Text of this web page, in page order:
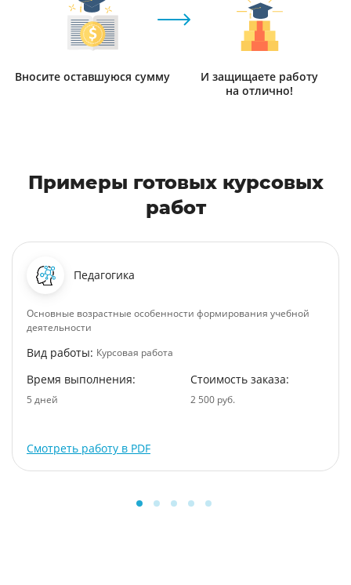
Вносите оставшуюся сумму
И защищаете работу
на отлично!
Примеры готовых курсовых
работ
Педагогика
Основные возрастные особенности формирования учебной
деятельности
Вид работы: Курсовая работа
Время выполнения:
5 дней
Стоимость заказа:
2 500 руб.
Смотреть работу в PDF